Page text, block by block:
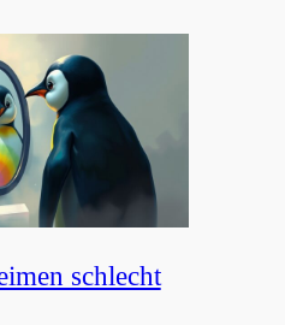
schlecht